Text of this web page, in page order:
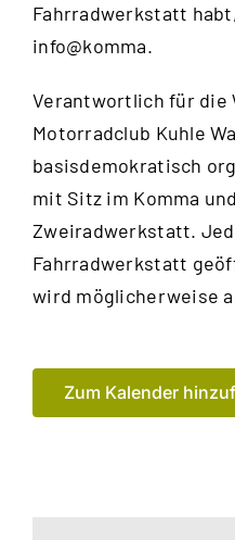
Fahrradwerkstatt
info@komma.
Verantwortlich für
Motorradclub Kuhle
basisdemokratisch
mit Sitz im Komma
Zweiradwerkstatt.
Fahrradwerkstatt
wird möglicherweise
Zum Kalender